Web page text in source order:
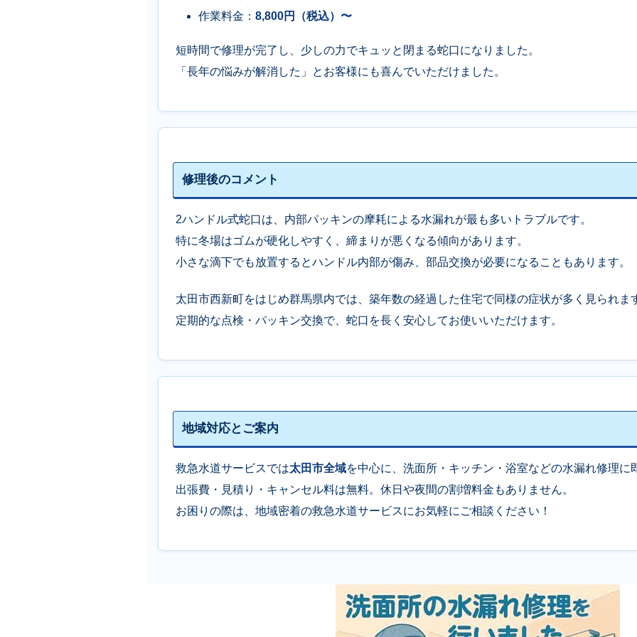
作業料金： 8,800円（税込）〜
短時間で修理が完了し、少しの力でキュッと閉まる蛇口になりました。
「長年の悩みが解消した」とお客様にも喜んでいただけました。
修理後のコメント
2ハンドル式蛇口は、内部パッキンの摩耗による水漏れが最も多いトラブルです。
特に冬場はゴムが硬化しやすく、締まりが悪くなる傾向があります。
小さな滴下でも放置するとハンドル内部が傷み、部品交換が必要になることもあります。
太田市西新町をはじめ群馬県内では、築年数の経過した住宅で同様の症状が多く見られま
定期的な点検・パッキン交換で、蛇口を長く安心してお使いいただけます。
地域対応とご案内
救急水道サービスでは太田市全域を中心に、洗面所・キッチン・浴室などの水漏れ修理に
出張費・見積り・キャンセル料は無料。休日や夜間の割増料金もありません。
お困りの際は、地域密着の救急水道サービスにお気軽にご相談ください！